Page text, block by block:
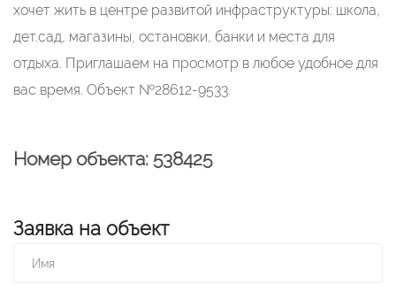
хочет жить в центре развитой инфраструктуры: школа,
дет.сад, магазины, остановки, банки и места для
отдыха. Приглашаем на просмотр в любое удобное для
вас время. Объект №28612-9533.
Номер объекта: 538425
Заявка на объект